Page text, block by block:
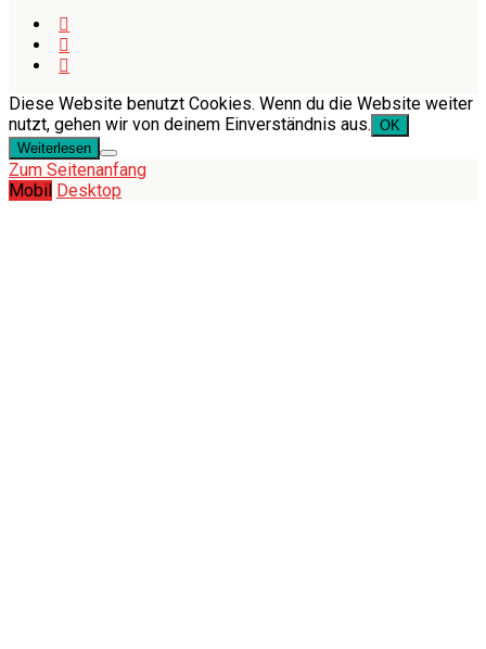
Diese Website benutzt Cookies. Wenn du die Website weiter
nutzt, gehen wir von deinem Einverständnis aus. OK
Weiterlesen
Zum Seitenanfang
Mobil Desktop